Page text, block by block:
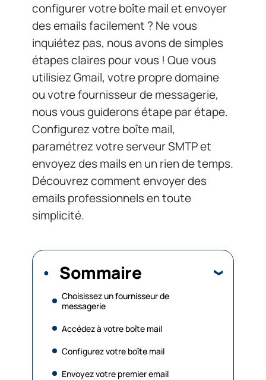
configurer votre boîte mail et envoyer
des emails facilement ? Ne vous
inquiétez pas, nous avons de simples
étapes claires pour vous ! Que vous
utilisiez Gmail, votre propre domaine
ou votre fournisseur de messagerie,
nous vous guiderons étape par étape.
Configurez votre boîte mail,
paramétrez votre serveur SMTP et
envoyez des mails en un rien de temps.
Découvrez comment envoyer des
emails professionnels en toute
simplicité.
Sommaire
Choisissez un fournisseur de
messagerie
Accédez à votre boîte mail
Configurez votre boîte mail
Envoyez votre premier email